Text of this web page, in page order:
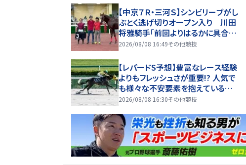
【中京７Ｒ・三河Ｓ】シンビリーブがし
ぶとく逃げ切りオープン入り 川田
将雅騎手「前回よりはるかに具合
が…」
2026/08/08 16:49その他競技
【レパードS予想】豊富なレース経験
よりもフレッシュさが重要!? 人気で
も様々な不安要素を抱えている軽
視すべき一頭とは
2026/08/08 16:30その他競技